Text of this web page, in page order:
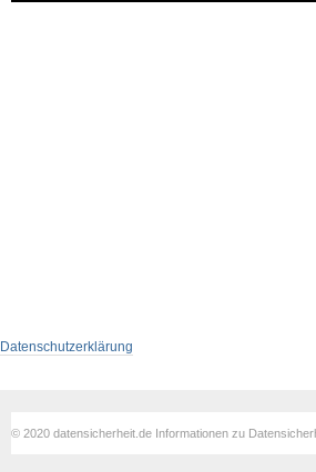
Datenschutzerklärung
© 2020 datensicherheit.de Informationen zu